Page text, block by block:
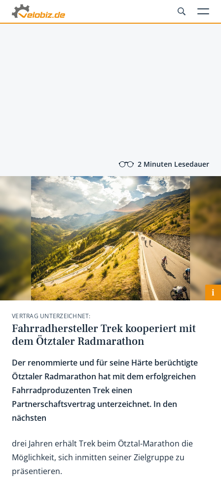
2 Minuten Lesedauer
i
VERTRAG UNTERZEICHNET:
Fahrradhersteller Trek kooperiert mit
dem Ötztaler Radmarathon
Der renommierte und für seine Härte berüchtigte
Ötztaler Radmarathon hat mit dem erfolgreichen
Fahrradproduzenten Trek einen
Partnerschaftsvertrag unterzeichnet. In den
nächsten
drei Jahren erhält Trek beim Ötztal-Marathon die
Möglichkeit, sich inmitten seiner Zielgruppe zu
präsentieren.